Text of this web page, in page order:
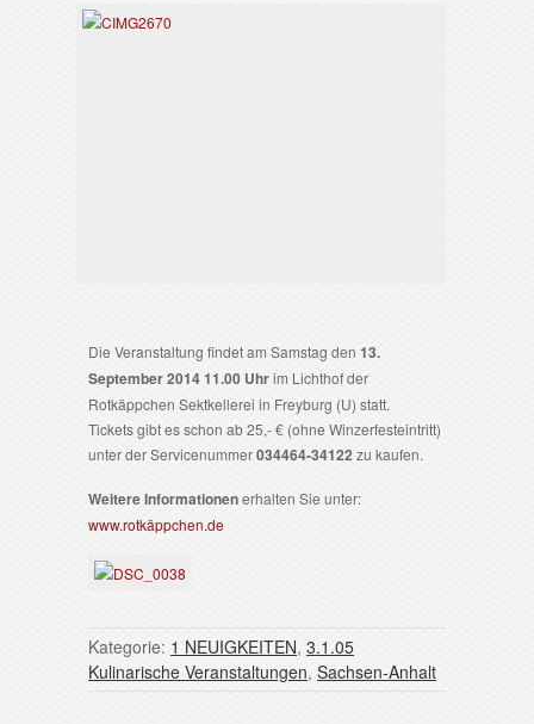
Die Veranstaltung findet am Samstag den 13.
September 2014 11.00 Uhrim Lichthof der
Rotkäppchen Sektkellerei in Freyburg (U) statt.
Tickets gibt es schon ab 25,- € (ohne Winzerfesteintritt)
unter der Servicenummer034464-34122 zu kaufen.
Weitere Informationenerhalten Sie unter:
www.rotkäppchen.de
Kategorie: 1 NEUIGKEITEN, 3.1.05
Kulinarische Veranstaltungen, Sachsen-Anhalt